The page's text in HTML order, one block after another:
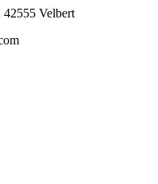
42555 Velbert